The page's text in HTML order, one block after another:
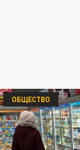
ОБЩЕСТВО